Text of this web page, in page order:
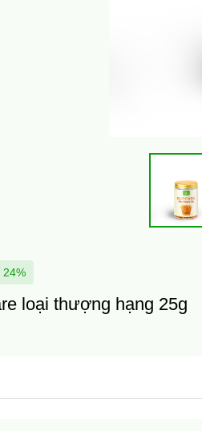
24%
loại thượng hạng 25g